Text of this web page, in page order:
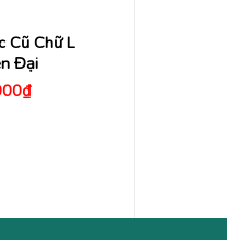
Cũ Chữ L
Đại
₫